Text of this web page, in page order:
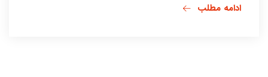
ادامه مطلب